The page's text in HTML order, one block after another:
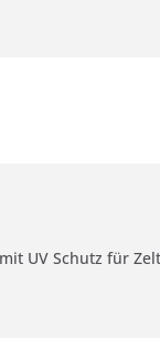
UV Schutz für